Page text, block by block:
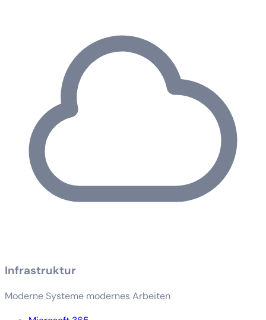
Infrastruktur
Moderne Systeme modernes Arbeiten